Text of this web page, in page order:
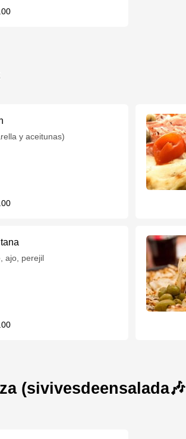
y aceitunas)
ajo, perejil
(sivivesdeensalada🎶